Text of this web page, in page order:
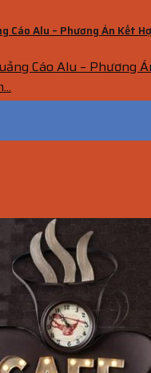
Cáo Alu – Phương Án Kết
Cáo Alu – Phương